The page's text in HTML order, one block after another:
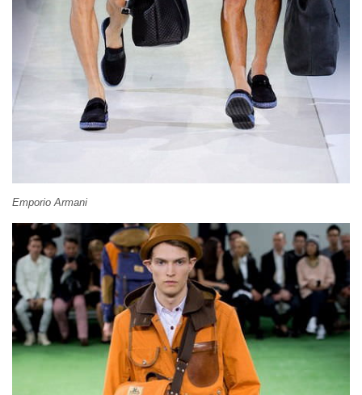
Emporio Armani